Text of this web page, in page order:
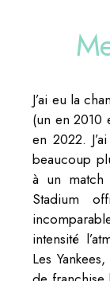
J’ai eu la
(un en 2010
en 2022.
beaucoup
à un match
Stadium
intensité
Les